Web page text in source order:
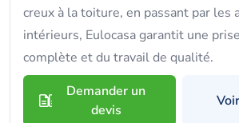
creux à la toiture, en passant par les
intérieurs, Eulocasa garantit une
complète et du travail de qualité.
Demander un
devis